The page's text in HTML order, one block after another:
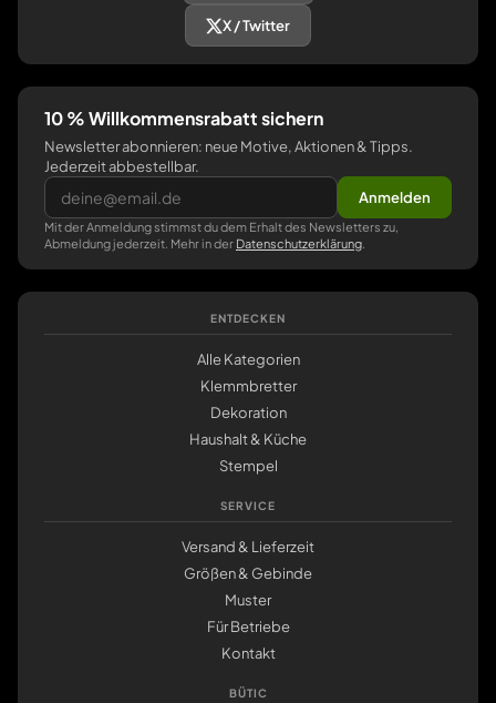
X / Twitter
10 % Willkommensrabatt sichern
Newsletter abonnieren: neue Motive, Aktionen & Tipps.
Jederzeit abbestellbar.
Anmelden
Mit der Anmeldung stimmst du dem Erhalt des Newsletters zu,
Abmeldung jederzeit. Mehr in der Datenschutzerklärung
ENTDECKEN
Alle Kategorien
Klemmbretter
Dekoration
Haushalt & Küche
Stempel
SERVICE
Versand & Lieferzeit
Größen & Gebinde
Muster
Für Betriebe
Kontakt
BÜTIC